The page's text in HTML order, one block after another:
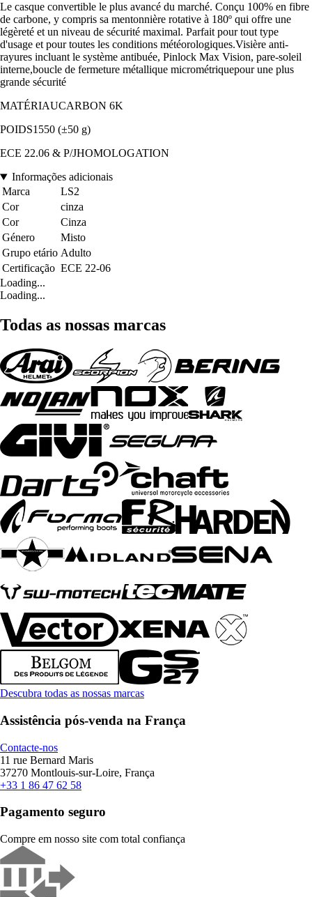
Le casque convertible le plus avancé du marché. Conçu 100% en fibre
de carbone, y compris sa mentonnière rotative à 180º qui offre une
légèreté et un niveau de sécurité maximal. Parfait pour tout type
d'usage et pour toutes les conditions météorologiques.Visière anti-
rayures incluant le système antibuée, Pinlock Max Vision, pare-soleil
interne,boucle de fermeture métallique micrométriquepour une plus
grande sécurité
MATÉRIAUCARBON 6K
POIDS1550 (±50 g)
ECE 22.06 & P/JHOMOLOGATION
Informações adicionais
Marca
LS2
Cor
cinza
Cor
Cinza
Género
Misto
Grupo etário Adulto
Certificação ECE 22-06
Loading...
Loading...
Todas as nossas marcas
Descubra todas as nossas marcas
Assistência pós-venda na França
Contacte-nos
11 rue Bernard Maris
37270 Montlouis-sur-Loire, França
+33 1 86 47 62 58
Pagamento seguro
Compre em nosso site com total confiança